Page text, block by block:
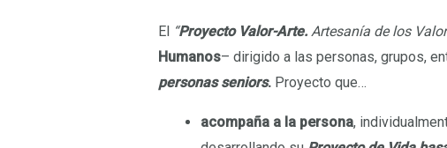
El “Proyecto Valor-Arte.Artesanía de los
Humanos– dirigido a las personas, grupos,
personas seniors.Proyecto que…
acompaña a la persona,